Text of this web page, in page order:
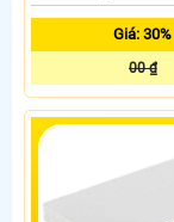
Giá: 30%
00 ₫